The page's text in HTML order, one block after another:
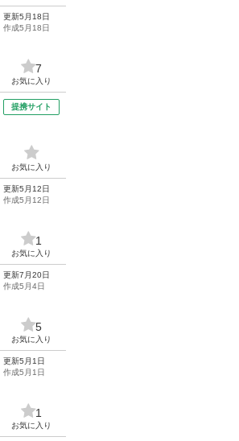
更新5月18日
作成5月18日
7
お気に入り
提携サイト
お気に入り
更新5月12日
作成5月12日
1
お気に入り
更新7月20日
作成5月4日
5
お気に入り
更新5月1日
作成5月1日
1
お気に入り